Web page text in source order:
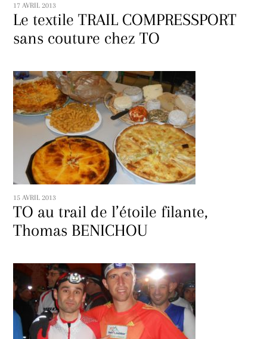
17 AVRIL 2013
Le textile TRAIL COMPRESSPORT
sans couture chez TO
15 AVRIL 2013
TO au trail de l’étoile filante,
Thomas BENICHOU